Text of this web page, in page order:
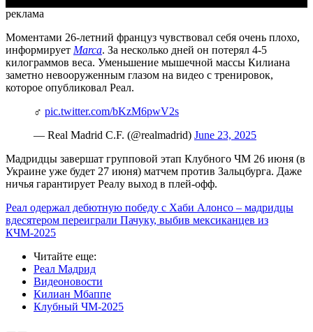
реклама
Моментами 26-летний француз чувствовал себя очень плохо,
информирует Marca. За несколько дней он потерял 4-5
килограммов веса. Уменьшение мышечной массы Килиана
заметно невооруженным глазом на видео с тренировок,
которое опубликовал Реал.
️‍♂️ pic.twitter.com/bKzM6pwV2s
— Real Madrid C.F. (@realmadrid) June 23, 2025
Мадридцы завершат групповой этап Клубного ЧМ 26 июня (в
Украине уже будет 27 июня) матчем против Зальцбурга. Даже
ничья гарантирует Реалу выход в плей-офф.
Реал одержал дебютную победу с Хаби Алонсо – мадридцы
вдесятером переиграли Пачуку, выбив мексиканцев из
КЧМ-2025
Читайте еще:
Реал Мадрид
Видеоновости
Килиан Мбаппе
Клубный ЧМ-2025